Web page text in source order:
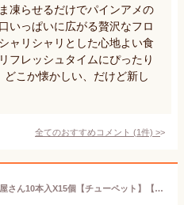
凍らせるだけでパインアメの
いっぱいに広がる贅沢なフロ
ャリシャリとした心地よい食
フレッシュタイムにぴったり
こか懐かしい、だけど新し
全てのおすすめコメント (1件) >
【果汁100％ 】森のくだもの屋さん10本入X15個【チューペット】【山口県】【下関市彦島】【農水フーヅ】